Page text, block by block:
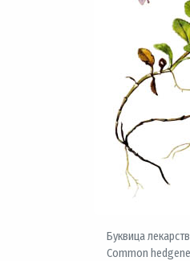
Буквица
Common